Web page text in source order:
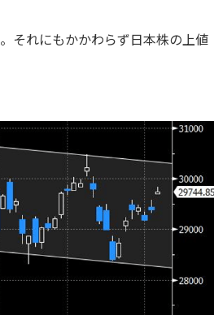
それにもかかわらず日本株の上値